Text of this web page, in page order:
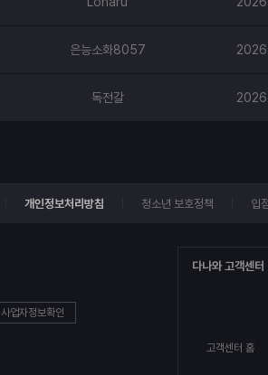
은능소화8057
독전갈
개인정보처리방침 청소년 보호정책 입
사업자정보확인
다나와 고객센터
고객센터 홈